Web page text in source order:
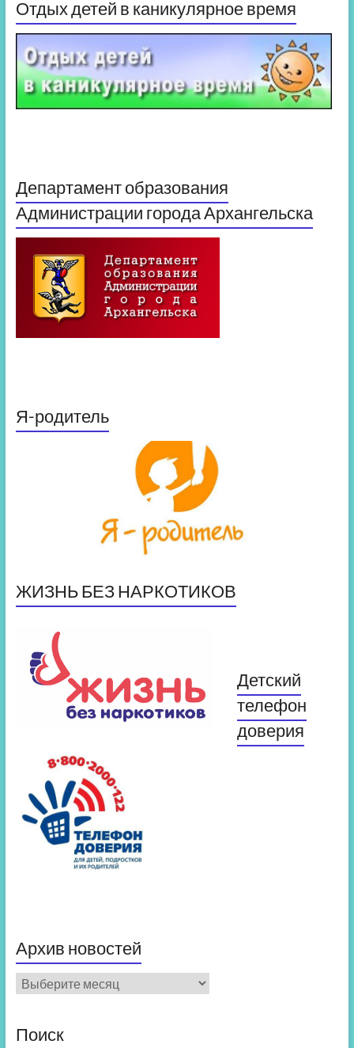
Отдых детей в каникулярное время
Департамент образования
Администрации города Архангельска
Я-родитель
ЖИЗНЬ БЕЗ НАРКОТИКОВ
Детский
телефон
доверия
Архив новостей
Архив
новостей
Поиск